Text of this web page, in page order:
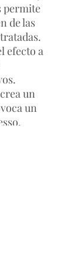
permite
de las
efecto a
un
un